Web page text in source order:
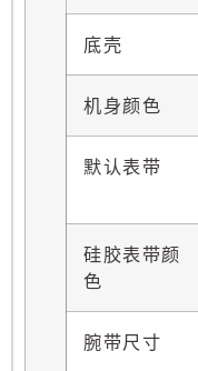
底壳
机身颜色
默认表带
硅胶表带颜
色
腕带尺寸